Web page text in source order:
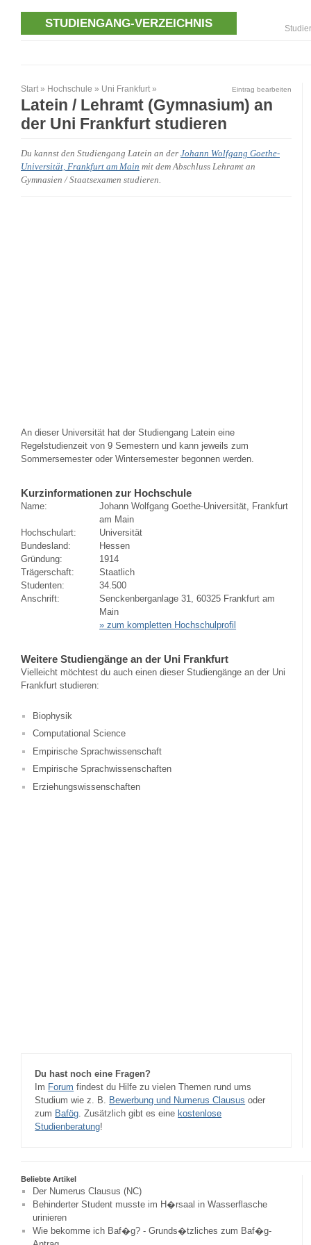
STUDIENGANG-VERZEICHNIS
Start » Hochschule » Uni Frankfurt » Eintrag bearbeiten
Latein / Lehramt (Gymnasium) an
der Uni Frankfurt studieren
Du kannst den Studiengang Latein an der Johann Wolfgang Goethe-
Universität, Frankfurt am Main mit dem Abschluss Lehramt an
Gymnasien / Staatsexamen studieren.
An dieser Universität hat der Studiengang Latein eine
Regelstudienzeit von 9 Semestern und kann jeweils zum
Sommersemester oder Wintersemester begonnen werden.
Kurzinformationen zur Hochschule
Name:
Johann Wolfgang Goethe-Universität, Frankfurt
am Main
Hochschulart:
Universität
Bundesland:
Hessen
Gründung:
1914
Trägerschaft:
Staatlich
Studenten:
34.500
Anschrift:
Senckenberganlage 31, 60325 Frankfurt am
Main
» zum kompletten Hochschulprofil
Weitere Studiengänge an der Uni Frankfurt
Vielleicht möchtest du auch einen dieser Studiengänge an der Uni
Frankfurt studieren:
Biophysik
Computational Science
Empirische Sprachwissenschaft
Empirische Sprachwissenschaften
Erziehungswissenschaften
Du hast noch eine Fragen?
Im Forum findest du Hilfe zu vielen Themen rund ums
Studium wie z. B. Bewerbung und Numerus Clausus oder
zum Bafög. Zusätzlich gibt es eine kostenlose
Studienberatung!
Beliebte Artikel
Der Numerus Clausus (NC)
Behinderter Student musste im H�rsaal in Wasserflasche
urinieren
Wie bekomme ich Baf�g? - Grunds�tzliches zum Baf�g-